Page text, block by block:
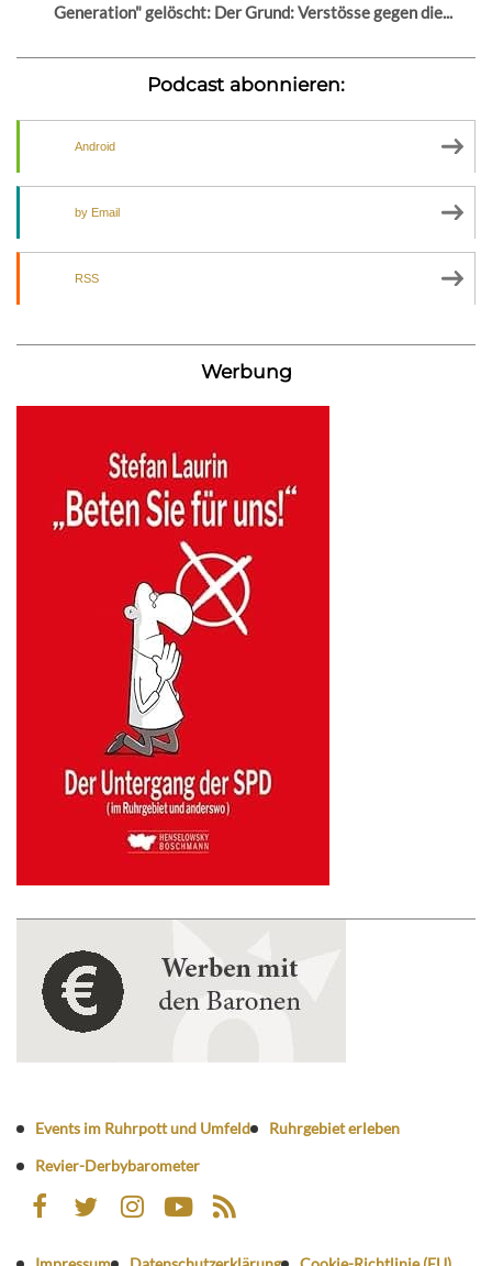
Generation" gelöscht: Der Grund: Verstösse gegen die...
Podcast abonnieren:
Android
by Email
RSS
Werbung
Events im Ruhrpott und Umfeld
Ruhrgebiet erleben
Revier-Derbybarometer